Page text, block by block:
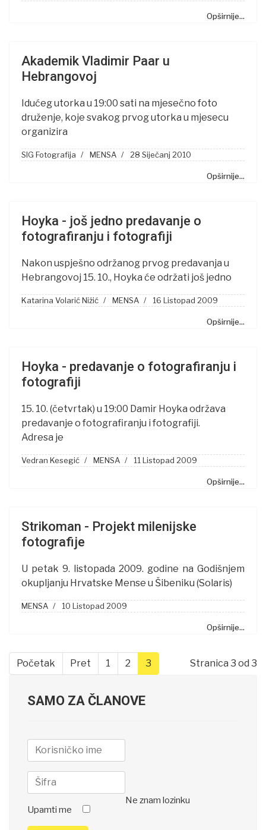
Opširnije...
Akademik Vladimir Paar u
Hebrangovoj
Idućeg utorka u 19:00 sati na mjesečno foto
druženje, koje svakog prvog utorka u mjesecu
organizira
SIG Fotografija MENSA 28 Siječanj 2010
Opširnije...
Hoyka - još jedno predavanje o
fotografiranju i fotografiji
Nakon uspješno održanog prvog predavanja u
Hebrangovoj 15. 10., Hoyka će održati još jedno
Katarina Volarić Nižić MENSA 16 Listopad 2009
Opširnije...
Hoyka - predavanje o fotografiranju i
fotografiji
15. 10. (četvrtak) u 19:00 Damir Hoyka održava
predavanje o fotografiranju i fotografiji.
Adresa je
Vedran Kesegić MENSA 11 Listopad 2009
Opširnije...
Strikoman - Projekt milenijske
fotografije
U petak 9. listopada 2009. godine na Godišnjem
okupljanju Hrvatske Mense u Šibeniku (Solaris)
MENSA 10 Listopad 2009
Opširnije...
Početak Pret 1 2 3 Stranica 3 od 3
SAMO ZA ČLANOVE
Upamti me
Ne znam lozinku